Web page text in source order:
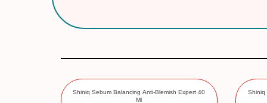
Shiniq Sebum Balancing Anti-Blemish Expert 40
Ml
Shiniq